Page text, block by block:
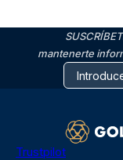
mantenerte
Trustpilot